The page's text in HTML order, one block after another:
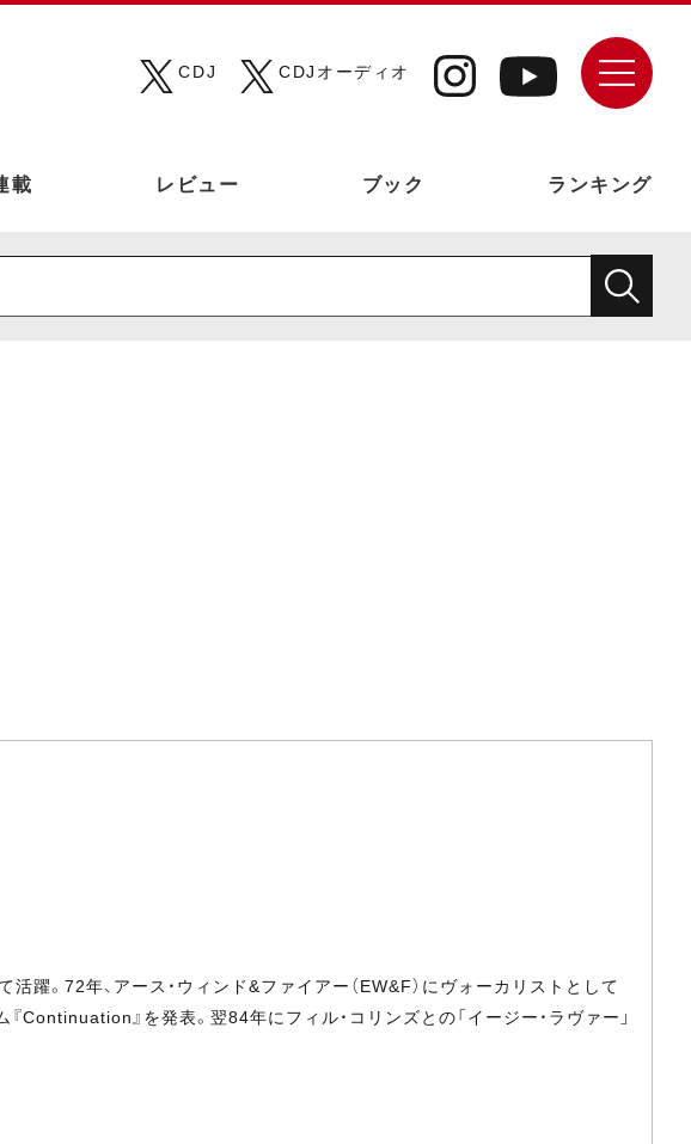
CDJ
CDJオーディオ
載 レビュー ブック ランキング
躍。72年、アース・ウィンド&ファイアー（EW&F）にヴォーカリストとして
Continuation』を発表。翌84年にフィル・コリンズとの「イージー・ラヴァー」